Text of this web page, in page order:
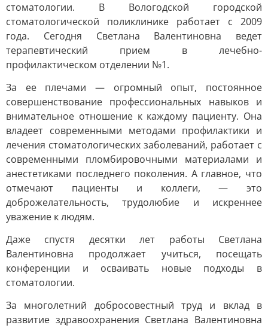
стоматологии. В Вологодской городской
стоматологической поликлинике работает с 2009
года. Сегодня Светлана Валентиновна ведет
терапевтический прием в лечебно-
профилактическом отделении №1.
За ее плечами — огромный опыт, постоянное
совершенствование профессиональных навыков и
внимательное отношение к каждому пациенту. Она
владеет современными методами профилактики и
лечения стоматологических заболеваний, работает с
современными пломбировочными материалами и
анестетиками последнего поколения. А главное, что
отмечают пациенты и коллеги, — это
доброжелательность, трудолюбие и искреннее
уважение к людям.
Даже спустя десятки лет работы Светлана
Валентиновна продолжает учиться, посещать
конференции и осваивать новые подходы в
стоматологии.
За многолетний добросовестный труд и вклад в
развитие здравоохранения Светлана Валентиновна